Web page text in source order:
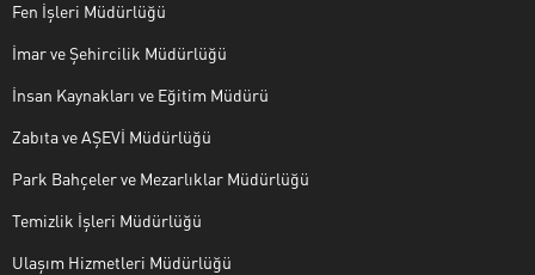
Fen İşleri Müdürlüğü
İmar ve Şehircilik Müdürlüğü
İnsan Kaynakları ve Eğitim Müdürü
Zabıta ve AŞEVİ Müdürlüğü
Park Bahçeler ve Mezarlıklar Müdürlüğü
Temizlik İşleri Müdürlüğü
Ulaşım Hizmetleri Müdürlüğü